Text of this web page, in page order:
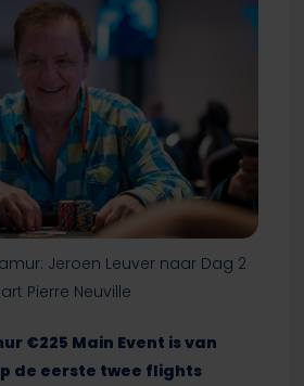
Jeroen Leuver naar Dag 2
Pierre Neuville
€225 Main Event is van
de eerste twee flights